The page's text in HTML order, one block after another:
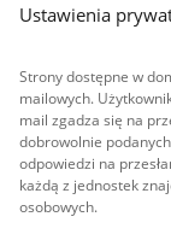
Ustawienia
Strony dostępne w
mailowych.
mail zgadza się na
dobrowolnie
odpowiedzi na
każdą z jednostek
osobowych.